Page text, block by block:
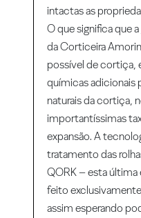
intactas as
O que significa que
da Corticeira
possível de cortiça,
químicas adicionais
naturais da cortiça,
importantíssimas
expansão. A
tratamento das
QORK – esta
feito
assim esperando